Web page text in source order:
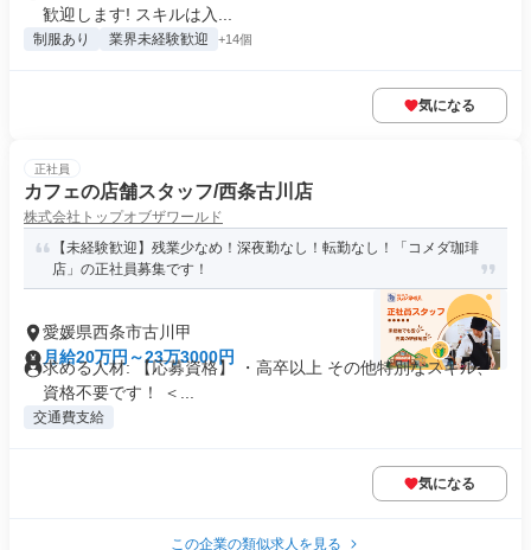
歓迎します! スキルは入...
制服あり 業界未経験歓迎 +14個
気になる
正社員
カフェの店舗スタッフ/西条古川店
株式会社トップオブザワールド
【未経験歓迎】残業少なめ！深夜勤なし！転勤なし！「コメダ珈琲
店」の正社員募集です！
愛媛県西条市古川甲
月給20万円～23万3000円
求める人材: 【応募資格】 ・高卒以上 その他特別なスキル、
資格不要です！ ＜...
交通費支給
気になる
この企業の類似求人を見る